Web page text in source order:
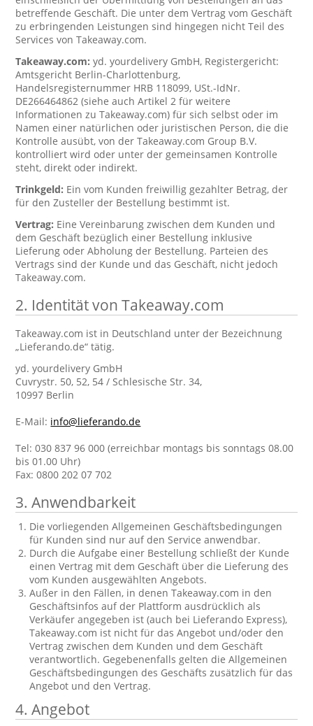
betreffende Geschäft. Die unter dem Vertrag vom Geschäft
zu erbringenden Leistungen sind hingegen nicht Teil des
Services von Takeaway.com.
Takeaway.com:yd. yourdelivery GmbH, Registergericht:
Amtsgericht Berlin-Charlottenburg,
Handelsregisternummer HRB 118099, USt.-IdNr.
DE266464862 (siehe auch Artikel 2 für weitere
Informationen zu Takeaway.com) für sich selbst oder im
Namen einer natürlichen oder juristischen Person, die die
Kontrolle ausübt, von der Takeaway.com Group B.V.
kontrolliert wird oder unter der gemeinsamen Kontrolle
steht, direkt oder indirekt.
Trinkgeld: Ein vom Kunden freiwillig gezahlter Betrag, der
für den Zusteller der Bestellung bestimmt ist.
Vertrag: Eine Vereinbarung zwischen dem Kunden und
dem Geschäft bezüglich einer Bestellung inklusive
Lieferung oder Abholung der Bestellung. Parteien des
Vertrags sind der Kunde und das Geschäft, nicht jedoch
Takeaway.com.
2. Identität von Takeaway.com
Takeaway.com ist in Deutschland unter der Bezeichnung
„Lieferando.de“ tätig.
yd. yourdelivery GmbH
Cuvrystr. 50, 52, 54 / Schlesische Str. 34,
10997 Berlin
E-Mail: info@lieferando.de
Tel: 030 837 96 000 (erreichbar montags bis sonntags 08.00
bis 01.00 Uhr)
Fax: 0800 202 07 702
3. Anwendbarkeit
Die vorliegenden Allgemeinen Geschäftsbedingungen
für Kunden sind nur auf den Service anwendbar.
Durch die Aufgabe einer Bestellung schließt der Kunde
einen Vertrag mit dem Geschäft über die Lieferung des
vom Kunden ausgewählten Angebots.
Außer in den Fällen, in denen Takeaway.com in den
Geschäftsinfos auf der Plattform ausdrücklich als
Verkäufer angegeben ist (auch bei Lieferando Express),
Takeaway.com ist nicht für das Angebot und/oder den
Vertrag zwischen dem Kunden und dem Geschäft
verantwortlich. Gegebenenfalls gelten die Allgemeinen
Geschäftsbedingungen des Geschäfts zusätzlich für das
Angebot und den Vertrag.
4. Angebot